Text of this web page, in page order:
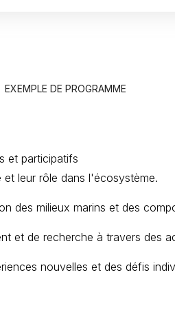
EXEMPLE DE PROGRAMME
et participatifs
leur rôle dans l'écosystème.
des milieux marins et des
et de recherche à travers des
nouvelles et des défis